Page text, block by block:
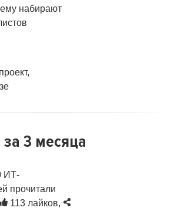
набирают
за 3 месяца
ИТ-
прочитали
113 лайков,